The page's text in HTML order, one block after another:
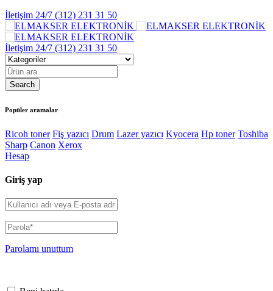
İletişim 24/7 (312) 231 31 50
İletişim 24/7 (312) 231 31 50
Popüler aramalar
Ricoh toner Fiş yazıcı Drum Lazer yazıcı Kyocera Hp toner Toshiba
Sharp Canon Xerox
Hesap
Giriş yap
Parolamı unuttum